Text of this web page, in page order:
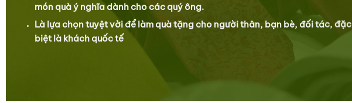
món quà ý nghĩa dành cho các quý ông.
Là lựa chọn tuyệt vời để làm quà tặng cho người thân, bạn bè, đối tác, đặc
biệt là khách quốc tế